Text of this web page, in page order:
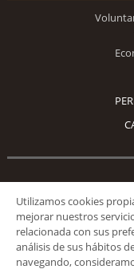
Utilizamos cookies
mejorar nuestros
relacionada con sus
análisis de sus hábitos
navegando,